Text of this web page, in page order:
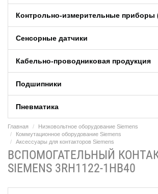
Контрольно-измерительные приборы
Сенсорные датчики
Кабельно-проводниковая продукция
Подшипники
Пневматика
Главная
Низковольтное оборудование Siemens
Коммутационное оборудование Siemens
Аксессуары для контакторов Siemens
ВСПОМОГАТЕЛЬНЫЙ
SIEMENS 3RH1122-1HB40